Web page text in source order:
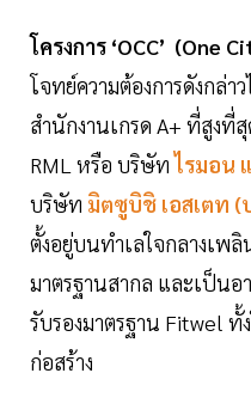
โครงการ ‘OCC’ (One
โจทย์ความต้องการดังกล่า
สำนักงานเกรด A+ ที่สูงที่
RML หรือ บริษัทไรมอน
บริษัท มิตซูบิชิ เอสเตท (
ตั้งอยู่บนทำเลใจกลางเพ
มาตรฐานสากล และเป็นอ
รับรองมาตรฐาน Fitwel
ก่อสร้าง